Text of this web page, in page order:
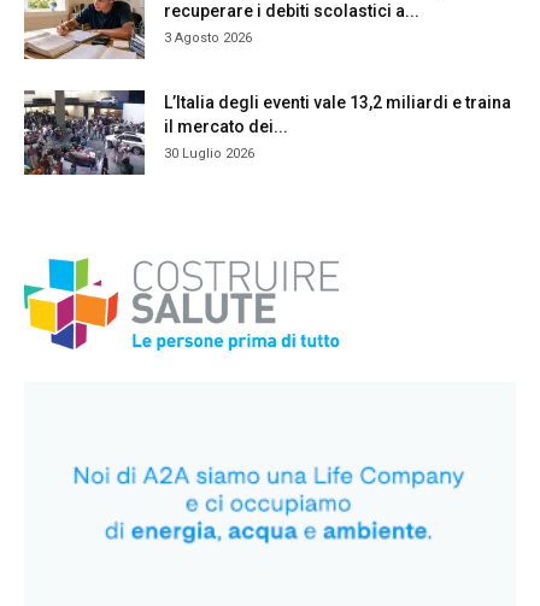
recuperare i debiti scolastici a...
3 Agosto 2026
L’Italia degli eventi vale 13,2 miliardi e traina
il mercato dei...
30 Luglio 2026